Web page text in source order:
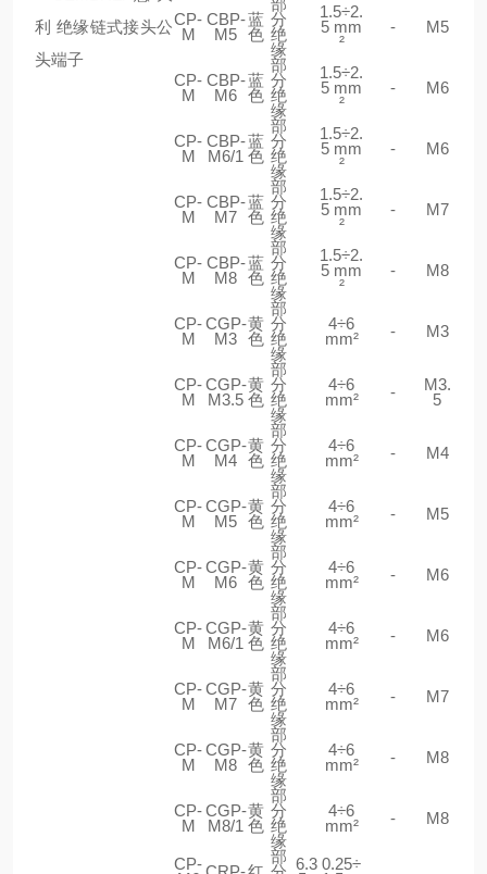
CP-
M
CBP-
M5
蓝
色
分
绝
缘
1.5÷2.
5 mm
²
- M5
CP-
M
CBP-
M6
蓝
色
部
分
绝
缘
1.5÷2.
5 mm
²
- M6
CP-
M
CBP-
M6/1
蓝
色
部
分
绝
缘
1.5÷2.
5 mm
²
- M6
CP-
M
CBP-
M7
蓝
色
部
分
绝
缘
1.5÷2.
5 mm
²
- M7
CP-
M
CBP-
M8
蓝
色
部
分
绝
缘
1.5÷2.
5 mm
²
- M8
CP-
M
CGP-
M3
黄
色
部
分
绝
缘
4÷6
mm²
- M3
CP-
M
CGP-
M3.5
黄
色
部
分
绝
缘
4÷6
mm²
-
M3.
5
CP-
M
CGP-
M4
黄
色
部
分
绝
缘
4÷6
mm²
- M4
CP-
M
CGP-
M5
黄
色
部
分
绝
缘
4÷6
mm²
- M5
CP-
M
CGP-
M6
黄
色
部
分
绝
缘
4÷6
mm²
- M6
CP-
M
CGP-
M6/1
黄
色
部
分
绝
缘
4÷6
mm²
- M6
CP-
M
CGP-
M7
黄
色
部
分
绝
缘
4÷6
mm²
- M7
CP-
M
CGP-
M8
黄
色
部
分
绝
缘
4÷6
mm²
- M8
CP-
M
CGP-
M8/1
黄
色
部
分
绝
缘
4÷6
mm²
- M8
CP-
部 6.3 0.25÷